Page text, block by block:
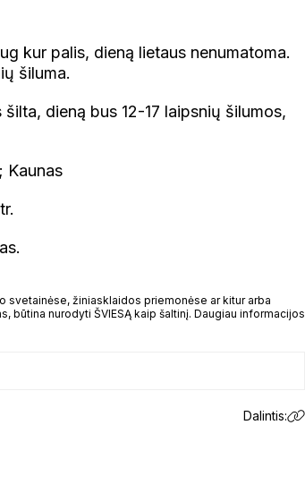
kur palis, dieną lietaus nenumatoma.
šiluma.
dieną bus 12-17 laipsnių šilumos,
svetainėse, žiniasklaidos priemonėse ar kitur arba
nurodyti ŠVIESĄ kaip šaltinį. Daugiau informacijos
Dalintis: